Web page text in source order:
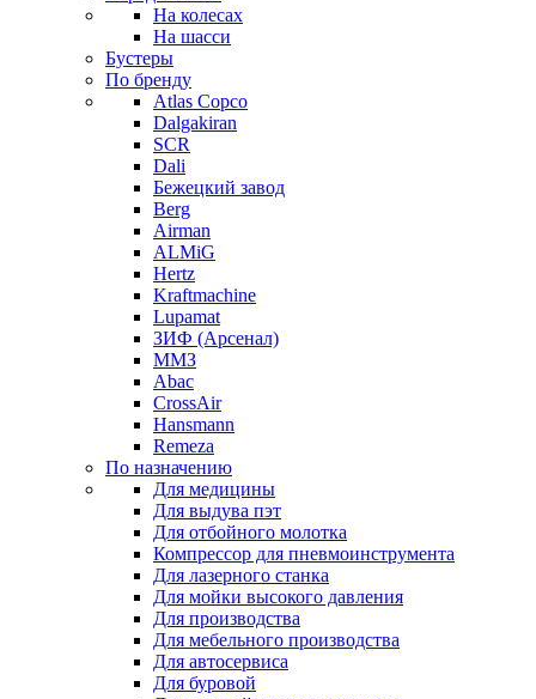
На колесах
На шасси
Бустеры
По бренду
Atlas Copco
Dalgakiran
SCR
Dali
Бежецкий завод
Berg
Airman
ALMiG
Hertz
Kraftmachine
Lupamat
ЗИФ (Арсенал)
ММЗ
Abac
CrossAir
Hansmann
Remeza
По назначению
Для медицины
Для выдува пэт
Для отбойного молотка
Компрессор для пневмоинструмента
Для лазерного станка
Для мойки высокого давления
Для производства
Для мебельного производства
Для автосервиса
Для буровой